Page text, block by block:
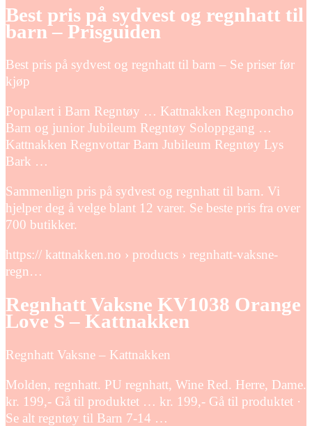
Best pris på sydvest og regnhatt til
barn – Prisguiden
Best pris på sydvest og regnhatt til barn – Se priser før
kjøp
Populært i Barn Regntøy … Kattnakken Regnponcho
Barn og junior Jubileum Regntøy Soloppgang …
Kattnakken Regnvottar Barn Jubileum Regntøy Lys
Bark …
Sammenlign pris på sydvest og regnhatt til barn. Vi
hjelper deg å velge blant 12 varer. Se beste pris fra over
700 butikker.
https:// kattnakken.no › products › regnhatt-vaksne-
regn…
Regnhatt Vaksne KV1038 Orange
Love S – Kattnakken
Regnhatt Vaksne – Kattnakken
Molden, regnhatt. PU regnhatt, Wine Red. Herre, Dame.
kr. 199,- Gå til produktet … kr. 199,- Gå til produktet ·
Se alt regntøy til Barn 7-14 …